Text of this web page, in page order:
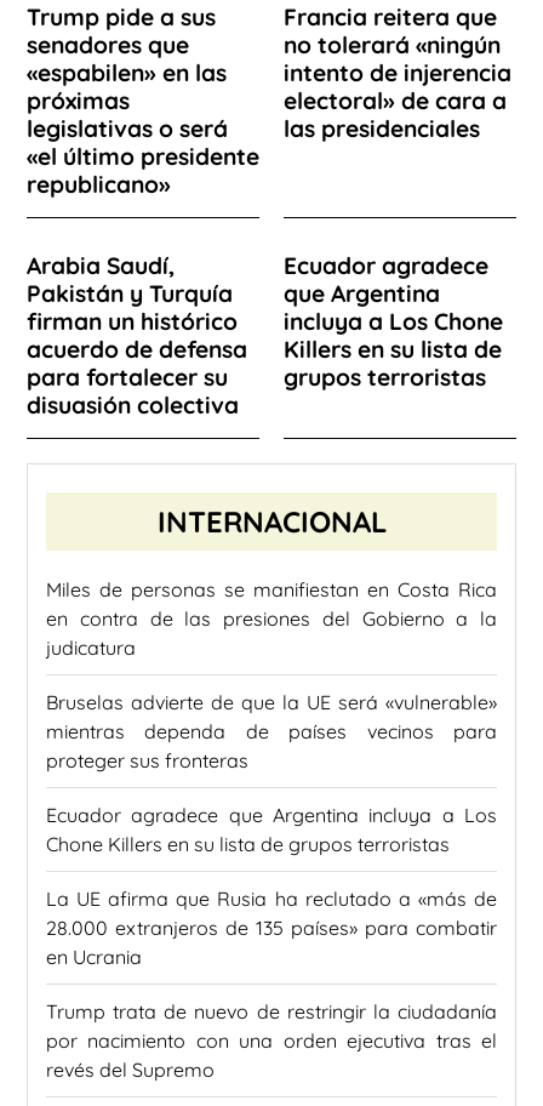
Trump pide a sus
senadores que
«espabilen» en las
próximas
legislativas o será
«el último presidente
republicano»
Francia reitera que
no tolerará «ningún
intento de injerencia
electoral» de cara a
las presidenciales
Arabia Saudí,
Pakistán y Turquía
firman un histórico
acuerdo de defensa
para fortalecer su
disuasión colectiva
Ecuador agradece
que Argentina
incluya a Los Chone
Killers en su lista de
grupos terroristas
INTERNACIONAL
Miles de personas se manifiestan en Costa Rica
en contra de las presiones del Gobierno a la
judicatura
Bruselas advierte de que la UE será «vulnerable»
mientras dependa de países vecinos para
proteger sus fronteras
Ecuador agradece que Argentina incluya a Los
Chone Killers en su lista de grupos terroristas
La UE afirma que Rusia ha reclutado a «más de
28.000 extranjeros de 135 países» para combatir
en Ucrania
Trump trata de nuevo de restringir la ciudadanía
por nacimiento con una orden ejecutiva tras el
revés del Supremo